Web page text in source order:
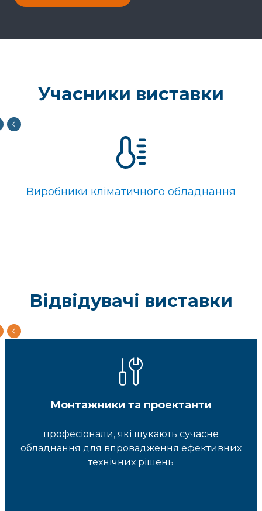
Учасники виставки
Виробники кліматичного обладнання
Відвідувачі виставки
Монтажники та проектанти
професіонали, які шукають сучасне
обладнання для впровадження ефективних
технічних рішень